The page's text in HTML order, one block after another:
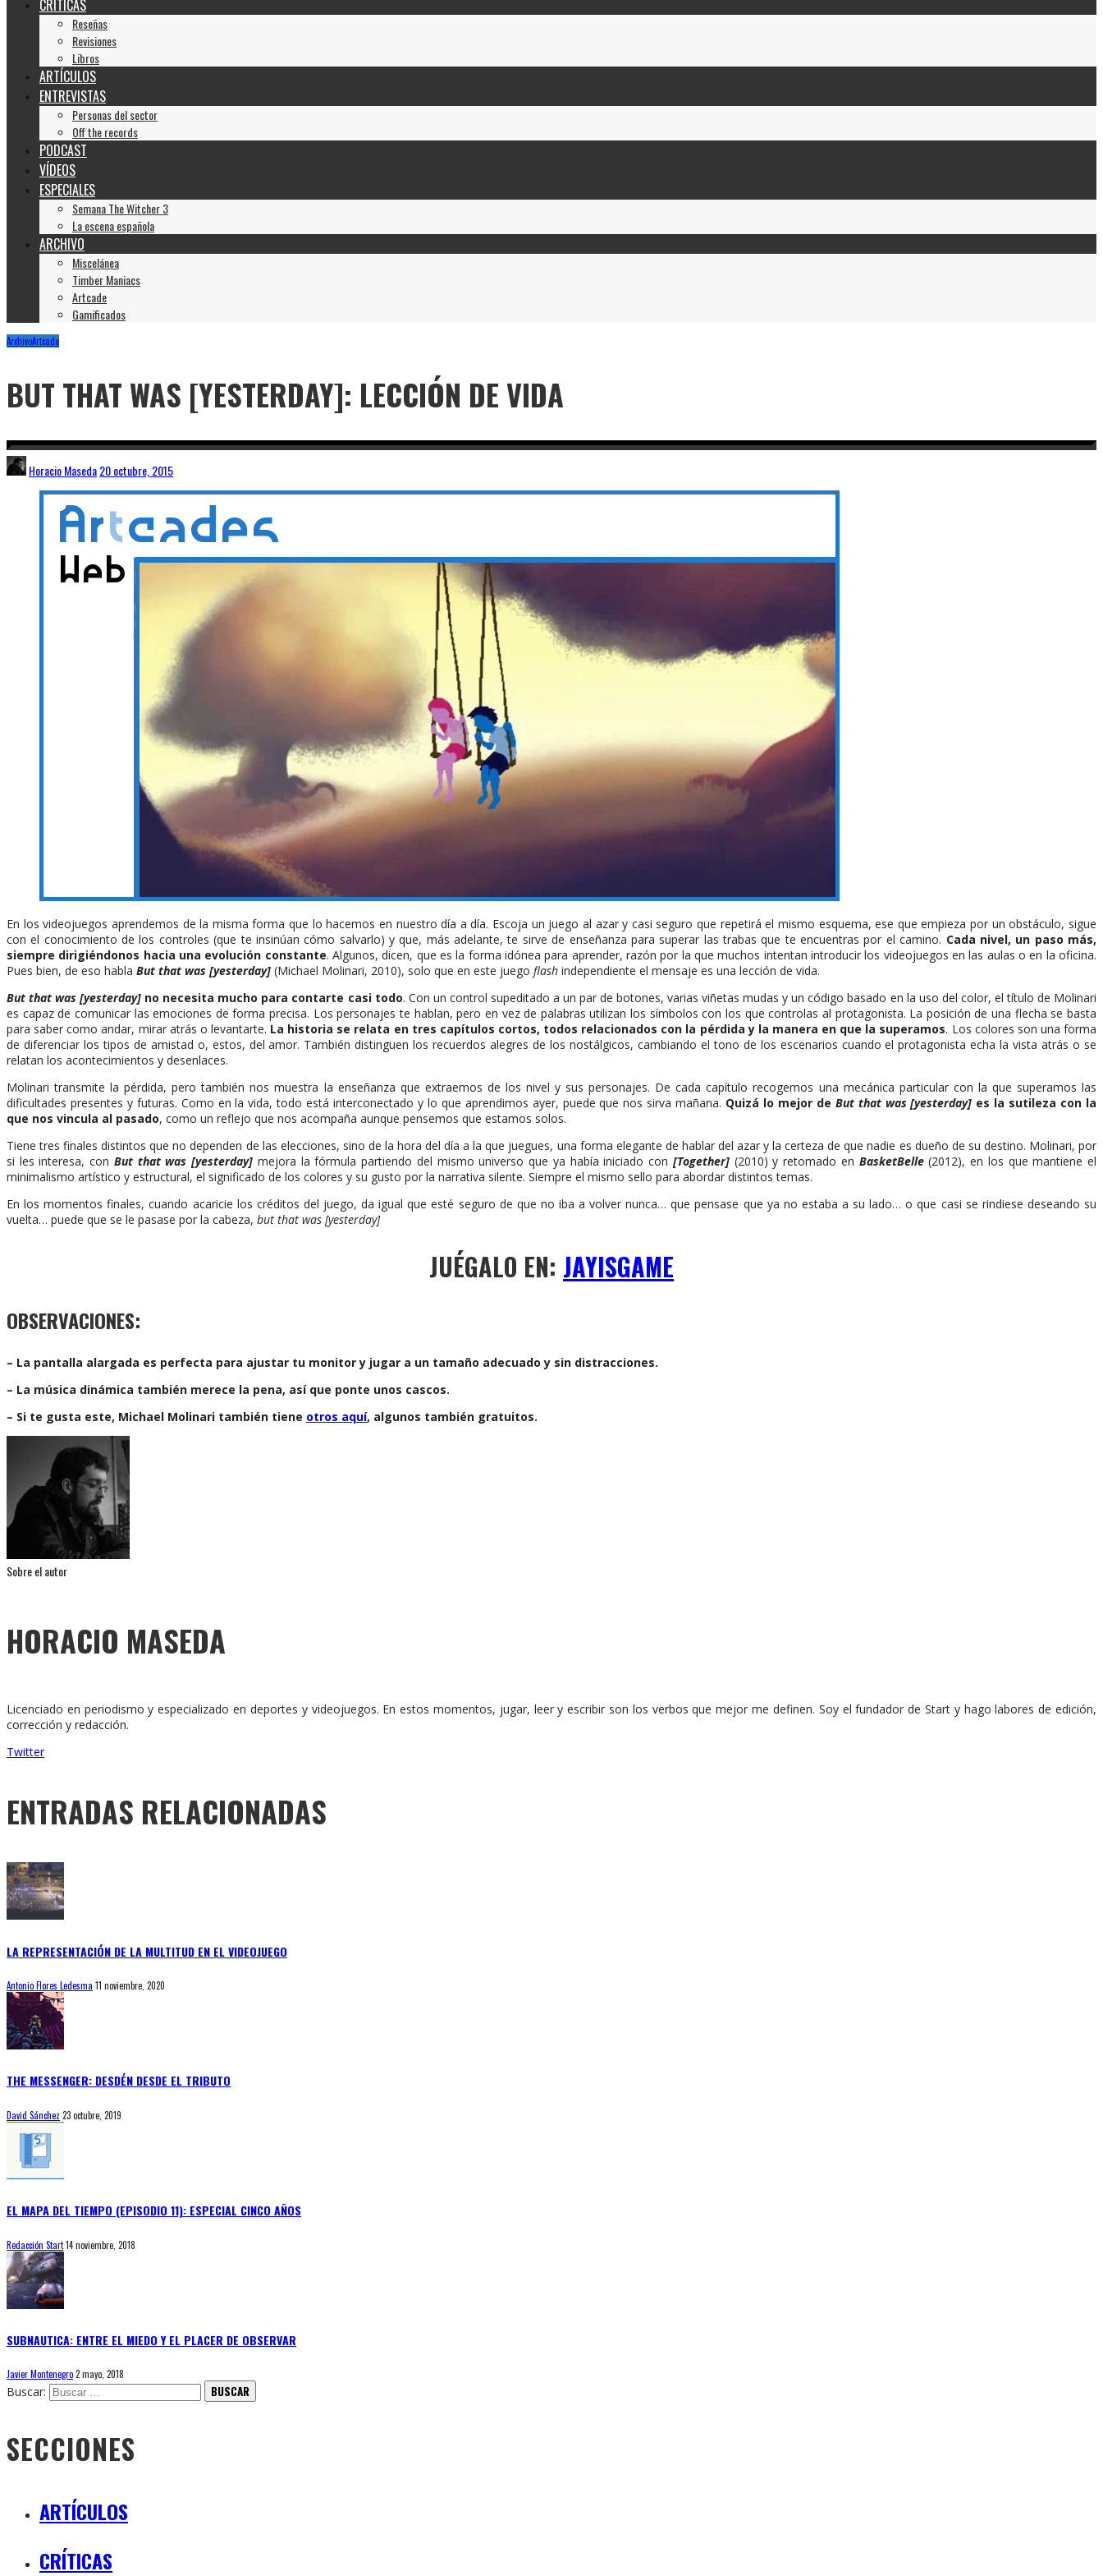
CRÍTICAS
Reseñas
Revisiones
Libros
ARTÍCULOS
ENTREVISTAS
Personas del sector
Off the records
PODCAST
VÍDEOS
ESPECIALES
Semana The Witcher 3
La escena española
ARCHIVO
Miscelánea
Timber Maniacs
Artcade
Gamificados
ArchivoArtcade
BUT THAT WAS [YESTERDAY]: LECCIÓN DE VIDA
Horacio Maseda20 octubre, 2015
En los videojuegos aprendemos de la misma forma que lo hacemos en nuestro día a día. Escoja un juego al azar y casi seguro que repetirá el mismo esquema, ese que empieza por un obstáculo, sigue
con el conocimiento de los controles (que te insinúan cómo salvarlo) y que, más adelante, te sirve de enseñanza para superar las trabas que te encuentras por el camino. Cada nivel, un paso más,
siempre dirigiéndonos hacia una evolución constante. Algunos, dicen, que es la forma idónea para aprender, razón por la que muchos intentan introducir los videojuegos en las aulas o en la oficina.
Pues bien, de eso habla But that was [yesterday] (Michael Molinari, 2010), solo que en este juego flash independiente el mensaje es una lección de vida.
But that was [yesterday] no necesita mucho para contarte casi todo. Con un control supeditado a un par de botones, varias viñetas mudas y un código basado en la uso del color, el título de Molinari
es capaz de comunicar las emociones de forma precisa. Los personajes te hablan, pero en vez de palabras utilizan los símbolos con los que controlas al protagonista. La posición de una flecha se basta
para saber como andar, mirar atrás o levantarte. La historia se relata en tres capítulos cortos, todos relacionados con la pérdida y la manera en que la superamos. Los colores son una forma
de diferenciar los tipos de amistad o, estos, del amor. También distinguen los recuerdos alegres de los nostálgicos, cambiando el tono de los escenarios cuando el protagonista echa la vista atrás o se
relatan los acontecimientos y desenlaces.
Molinari transmite la pérdida, pero también nos muestra la enseñanza que extraemos de los nivel y sus personajes. De cada capítulo recogemos una mecánica particular con la que superamos las
dificultades presentes y futuras. Como en la vida, todo está interconectado y lo que aprendimos ayer, puede que nos sirva mañana. Quizá lo mejor de But that was [yesterday] es la sutileza con la
que nos vincula al pasado, como un reflejo que nos acompaña aunque pensemos que estamos solos.
Tiene tres finales distintos que no dependen de las elecciones, sino de la hora del día a la que juegues, una forma elegante de hablar del azar y la certeza de que nadie es dueño de su destino. Molinari, por
si les interesa, con But that was [yesterday] mejora la fórmula partiendo del mismo universo que ya había iniciado con [Together] (2010) y retomado en BasketBelle(2012), en los que mantiene el
minimalismo artístico y estructural, el significado de los colores y su gusto por la narrativa silente. Siempre el mismo sello para abordar distintos temas.
En los momentos finales, cuando acaricie los créditos del juego, da igual que esté seguro de que no iba a volver nunca… que pensase que ya no estaba a su lado… o que casi se rindiese deseando su
vuelta… puede que se le pasase por la cabeza, but that was [yesterday]
JUÉGALO EN: JAYISGAME
OBSERVACIONES:
– La pantalla alargada es perfecta para ajustar tu monitor y jugar a un tamaño adecuado y sin distracciones.
– La música dinámica también merece la pena, así que ponte unos cascos.
– Si te gusta este, Michael Molinari también tiene otros aquí, algunos también gratuitos.
Sobre el autor
HORACIO MASEDA
Licenciado en periodismo y especializado en deportes y videojuegos. En estos momentos, jugar, leer y escribir son los verbos que mejor me definen. Soy el fundador de Start y hago labores de edición,
corrección y redacción.
Twitter
ENTRADAS RELACIONADAS
LA REPRESENTACIÓN DE LA MULTITUD EN EL VIDEOJUEGO
Antonio Flores Ledesma 11 noviembre, 2020
THE MESSENGER: DESDÉN DESDE EL TRIBUTO
David Sánchez 23 octubre, 2019
EL MAPA DEL TIEMPO (EPISODIO 11): ESPECIAL CINCO AÑOS
Redacción Start14 noviembre, 2018
SUBNAUTICA: ENTRE EL MIEDO Y EL PLACER DE OBSERVAR
Javier Montenegro2 mayo, 2018
Buscar:
SECCIONES
ARTÍCULOS
CRÍTICAS